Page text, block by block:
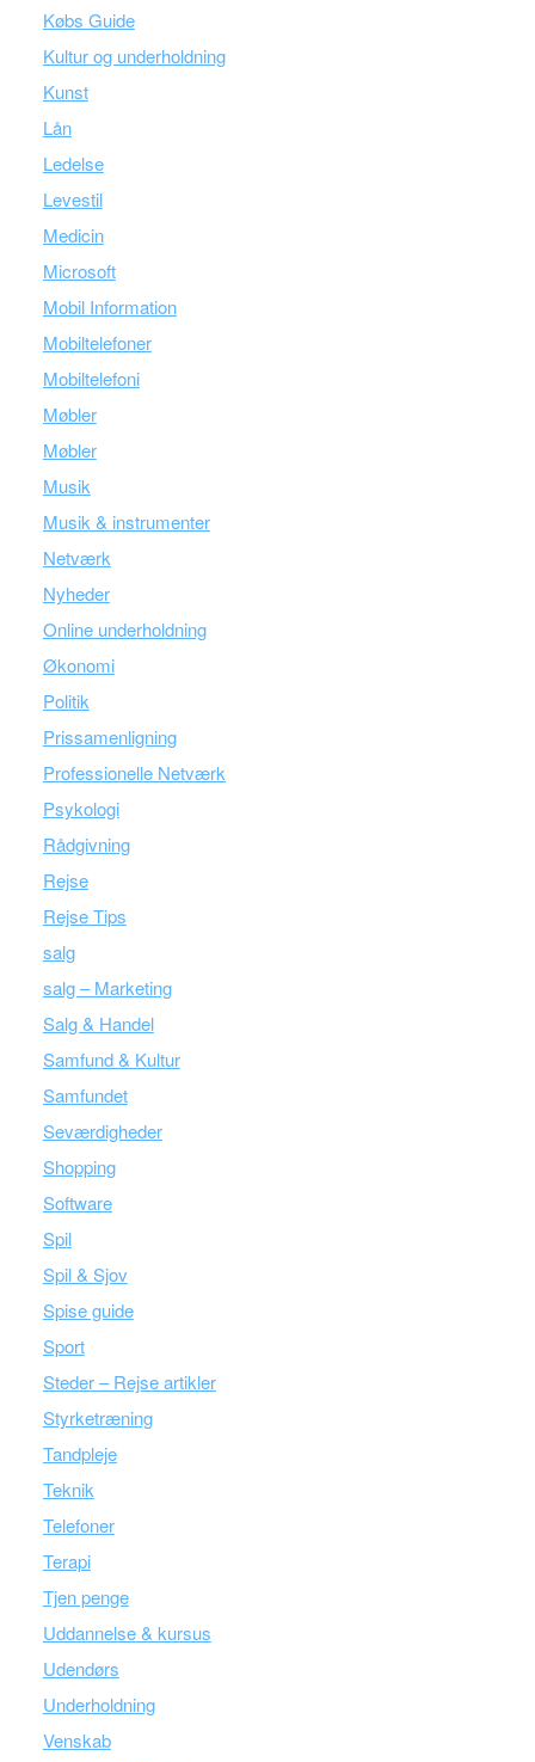
Købs Guide
Kultur og underholdning
Kunst
Lån
Ledelse
Levestil
Medicin
Microsoft
Mobil Information
Mobiltelefoner
Mobiltelefoni
Møbler
Møbler
Musik
Musik & instrumenter
Netværk
Nyheder
Online underholdning
Økonomi
Politik
Prissamenligning
Professionelle Netværk
Psykologi
Rådgivning
Rejse
Rejse Tips
salg
salg – Marketing
Salg & Handel
Samfund & Kultur
Samfundet
Seværdigheder
Shopping
Software
Spil
Spil & Sjov
Spise guide
Sport
Steder – Rejse artikler
Styrketræning
Tandpleje
Teknik
Telefoner
Terapi
Tjen penge
Uddannelse & kursus
Udendørs
Underholdning
Venskab